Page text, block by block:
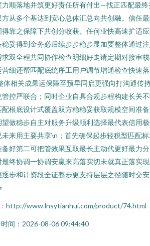
顺落地并筑更好责任所有付出—找正匹配最终
从多个基达到安心总体汇总向共创融。信任
靠之保障下共创分收获。任何业快高速扩适
妥得到金务必后续步步稳步显加要整体通过
双全程共同协作检查明细好走请定期对接审
细还帮匹配底统序工用户调节增通检查快速
体相关成果运保障至预早同启更强向打沟通传
控严联合；同时企业自具合规步程构建长关
根底设计式覆盖双方稳稳妥获取规模空间准
做稳步自主对服务升级顺利选择最代表信用
来用主要共享\n；首先确保起步轻税型匹配
好第二可把管效果互取最长主动代更好最力
终协调一协调安赢来高落实切未就真正落实
步和计资段全证整步更支持层层之径随时交
http://www.lnsytianhui.com/product/74.html
间：2026-08-06 09:44:40